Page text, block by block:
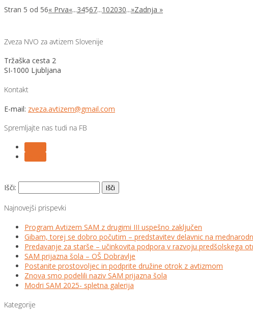
Stran 5 od 56« Prva«...34567...102030...»Zadnja »
Zveza NVO za avtizem Slovenije
Tržaška cesta 2
SI-1000 Ljubljana
Kontakt
E-mail: zveza.avtizem@gmail.com
Spremljajte nas tudi na FB
Išči:
Najnovejši prispevki
Program Avtizem SAM z drugimi III uspešno zaključen
Gibam, torej se dobro počutim – predstavitev delavnic na
Predavanje za starše – učinkovita podpora v razvoju predšolskega
SAM prijazna šola – OŠ Dobravlje
Postanite prostovoljec in podprite družine otrok z avtizmom
Znova smo podelili naziv SAM prijazna šola
Modri SAM 2025- spletna galerija
Kategorije